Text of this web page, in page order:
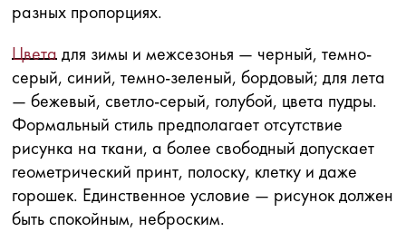
разных пропорциях.
Цветадля зимы и межсезонья — черный, темно-
серый, синий, темно-зеленый, бордовый; для лета
— бежевый, светло-серый, голубой, цвета пудры.
Формальный стиль предполагает отсутствие
рисунка на ткани, а более свободный допускает
геометрический принт, полоску, клетку и даже
горошек. Единственное условие — рисунок должен
быть спокойным, неброским.